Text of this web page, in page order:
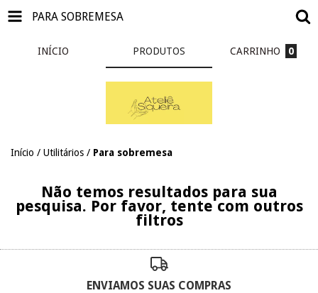
PARA SOBREMESA
INÍCIO PRODUTOS CARRINHO 0
Início / Utilitários / Para sobremesa
Não temos resultados para sua
pesquisa. Por favor, tente com outros
filtros
ENVIAMOS SUAS COMPRAS